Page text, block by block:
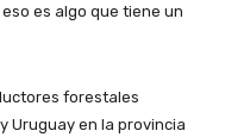
es algo que tiene un
forestales
Uruguay en la provincia